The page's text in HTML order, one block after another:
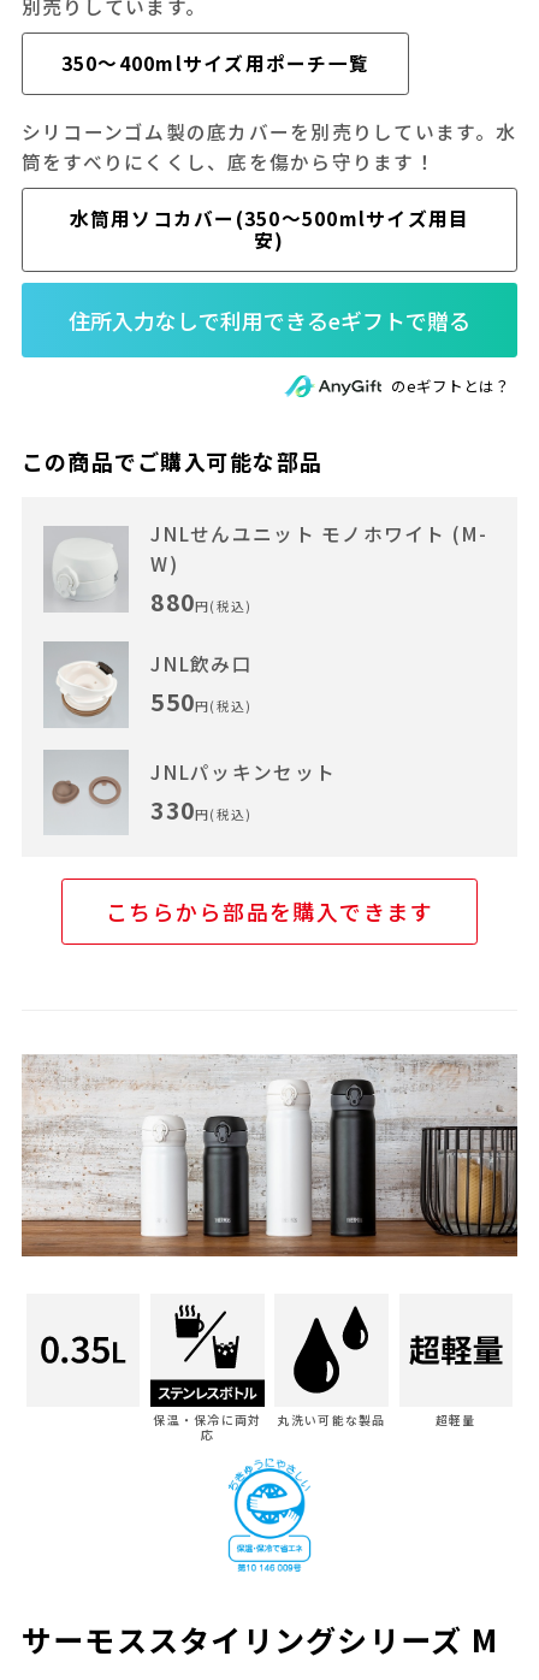
別売りしています。
350～400mlサイズ用ポーチ一覧
シリコーンゴム製の底カバーを別売りしています。水
筒をすべりにくくし、底を傷から守ります！
水筒用ソコカバー(350～500mlサイズ用目
安)
のeギフトとは？
この商品でご購入可能な部品
JNLせんユニット モノホワイト (M-
W)
880円(税込)
JNL飲み口
550円(税込)
JNLパッキンセット
330円(税込)
こちらから部品を購入できます
保温・保冷に両対
応
丸洗い可能な製品 超軽量
サーモススタイリングシリーズ M